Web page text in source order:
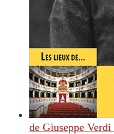
de Giuseppe Verdi